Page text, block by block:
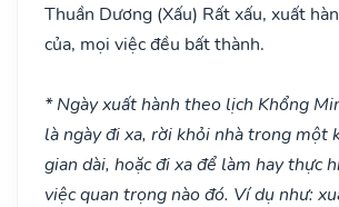
Thuần Dương (Xấu) Rất xấu, xuất
của, mọi việc đều bất thành.
* Ngày xuất hành theo lịch Khổng
là ngày đi xa, rời khỏi nhà trong một
gian dài, hoặc đi xa để làm hay thực
việc quan trọng nào đó. Ví dụ như: